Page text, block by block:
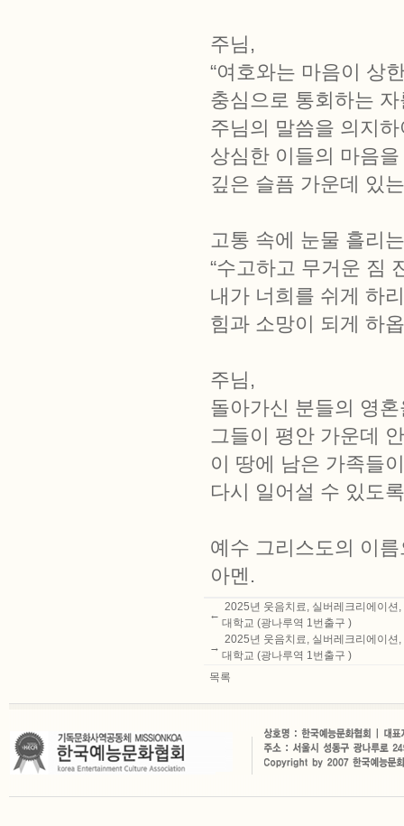
주님,
“여호와는 마음이 상
충심으로 통회하는
주님의 말씀을 의지하
상심한 이들의 마음
깊은 슬픔 가운데 있
고통 속에 눈물 흘리
“수고하고 무거운 짐
내가 너희를 쉬게 하
힘과 소망이 되게 하
주님,
돌아가신 분들의 영
그들이 평안 가운데
이 땅에 남은 가족들
다시 일어설 수 있도
예수 그리스도의 이
아멘.
←
2025년 웃음치료, 실버레크리에이
대학교 (광나루역 1번출구 )
→
2025년 웃음치료, 실버레크리에이
대학교 (광나루역 1번출구 )
목록